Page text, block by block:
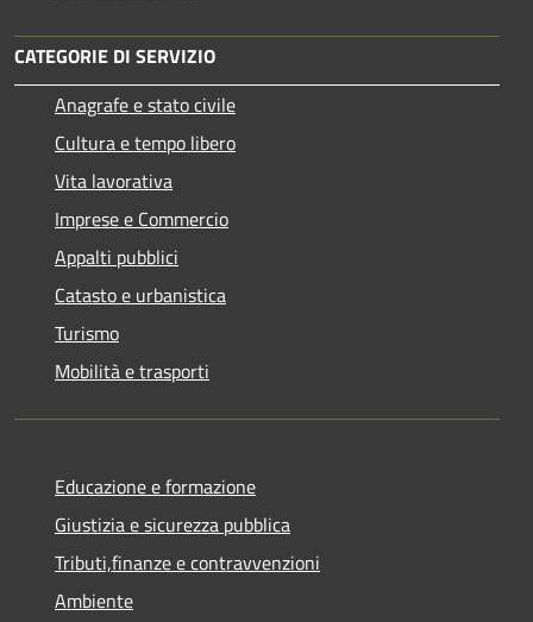
CATEGORIE DI SERVIZIO
Anagrafe e stato civile
Cultura e tempo libero
Vita lavorativa
Imprese e Commercio
Appalti pubblici
Catasto e urbanistica
Turismo
Mobilità e trasporti
Educazione e formazione
Giustizia e sicurezza pubblica
Tributi,finanze e contravvenzioni
Ambiente